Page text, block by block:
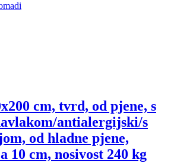
cm, tvrd, od pjene, s
antialergijski/s
od hladne pjene,
10 cm, nosivost 240 kg